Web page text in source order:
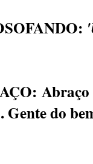
Gente do